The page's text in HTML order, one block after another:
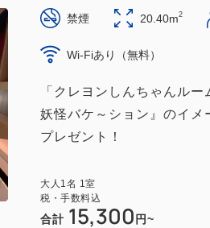
禁煙 20.40m2
Wi-Fiあり（無料）
「クレヨンしんちゃんル
妖怪バケ～ション』のイメ
プレゼント！
大人 1名 1室
税・手数料込
合計 15,300 円~